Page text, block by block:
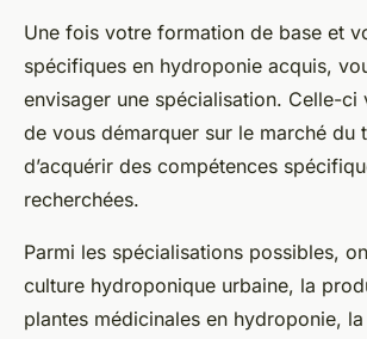
Une fois votre formation de base et
spécifiques en hydroponie acquis,
envisager une spécialisation. Celle-ci
de vous démarquer sur le marché du
d’acquérir des compétences
recherchées.
Parmi les spécialisations possibles,
culture hydroponique urbaine, la
plantes médicinales en hydroponie,